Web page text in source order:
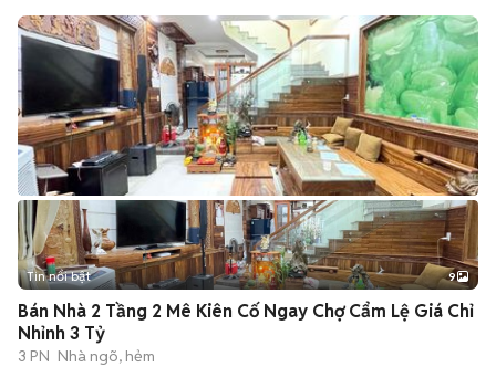
+2
Tin nổi bật 9
Bán Nhà 2 Tầng 2 Mê Kiên Cố Ngay Chợ Cẩm Lệ Giá Chỉ
Nhỉnh 3 Tỷ
3 PN Nhà ngõ, hẻm